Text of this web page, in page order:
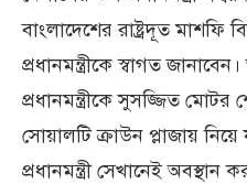
বাংলাদেশের রাষ্ট্রদূত মাশফি
প্রধানমন্ত্রীকে স্বাগত
প্রধানমন্ত্রীকে সুসজ্জিত মোটর
সোয়ালটি ক্রাউন প্লাজায়
প্রধানমন্ত্রী সেখানেই অবস্থান